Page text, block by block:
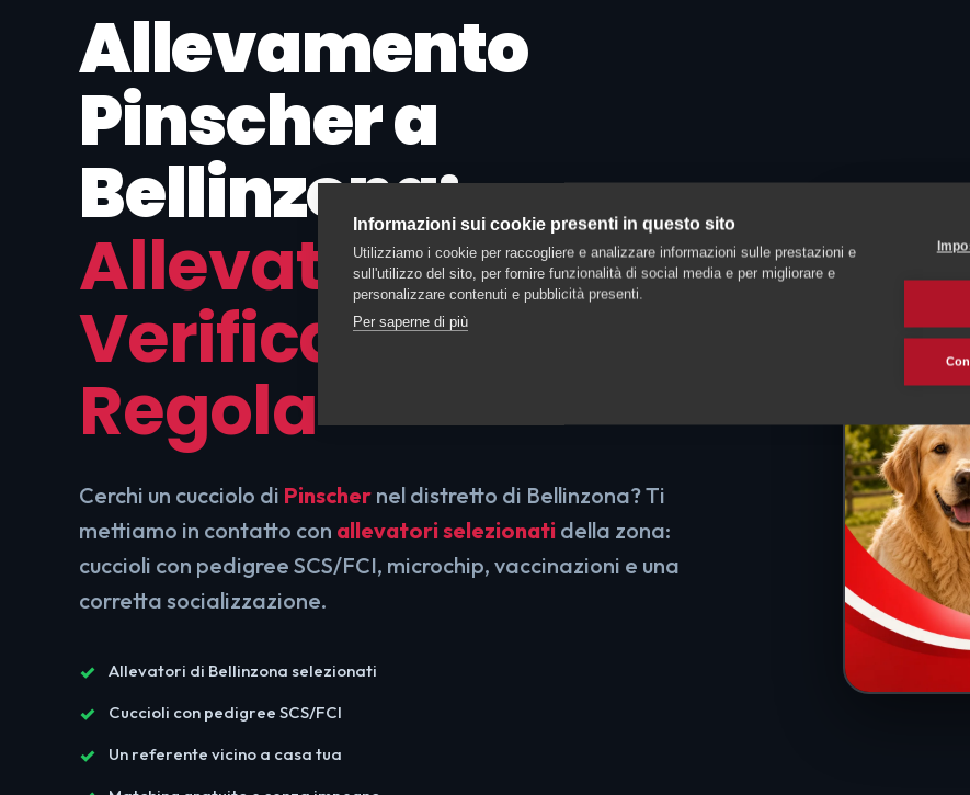
Allevamento
Pinscher a
Bellinzona:
Allevatori
Verificati e in
Regola
Cerchi un cucciolo di Pinscher nel distretto di Bellinzona? Ti
mettiamo in contatto con allevatori selezionati della zona:
cuccioli con pedigree SCS/FCI, microchip, vaccinazioni e una
corretta socializzazione.
Allevatori di Bellinzona selezionati
Cuccioli con pedigree SCS/FCI
Un referente vicino a casa tua
Informazioni sui cookie presenti in questo sito
Utilizziamo i cookie per raccogliere e analizzare informazioni sulle prestazioni e
sull'utilizzo del sito, per fornire funzionalità di social media e per migliorare e
personalizzare contenuti e pubblicità presenti.
Per saperne di più